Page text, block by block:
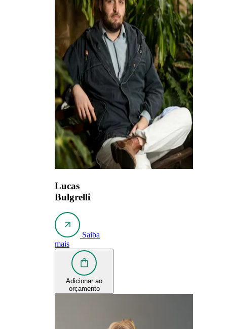
Lucas
Bulgrelli
Saiba
mais
Adicionar ao
orçamento